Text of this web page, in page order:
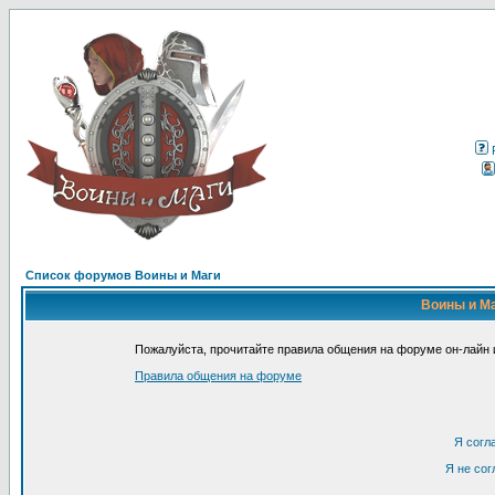
Список форумов Воины и Маги
Воины и
Пожалуйста, прочитайте правила общения на форуме он-
Правила общения на форуме
Я
Я не